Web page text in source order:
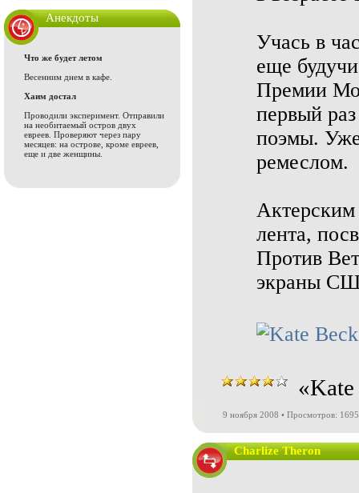
Анекдоты
Что же будет летом
Весенним днем в кафе.
Хаим достал
Проводили эксперимент. Отправили
на необитаемый остров двух
евреев. Проверяют через пару
месяцев: на острове, кроме евреев,
еще и две женщины.
Учась в
еще
Премии
первый
поэмы.
ремеслом.
Актерским
лента,
Против
экраны
9 ноября 2008 • Просмотров:
Charlize Theron